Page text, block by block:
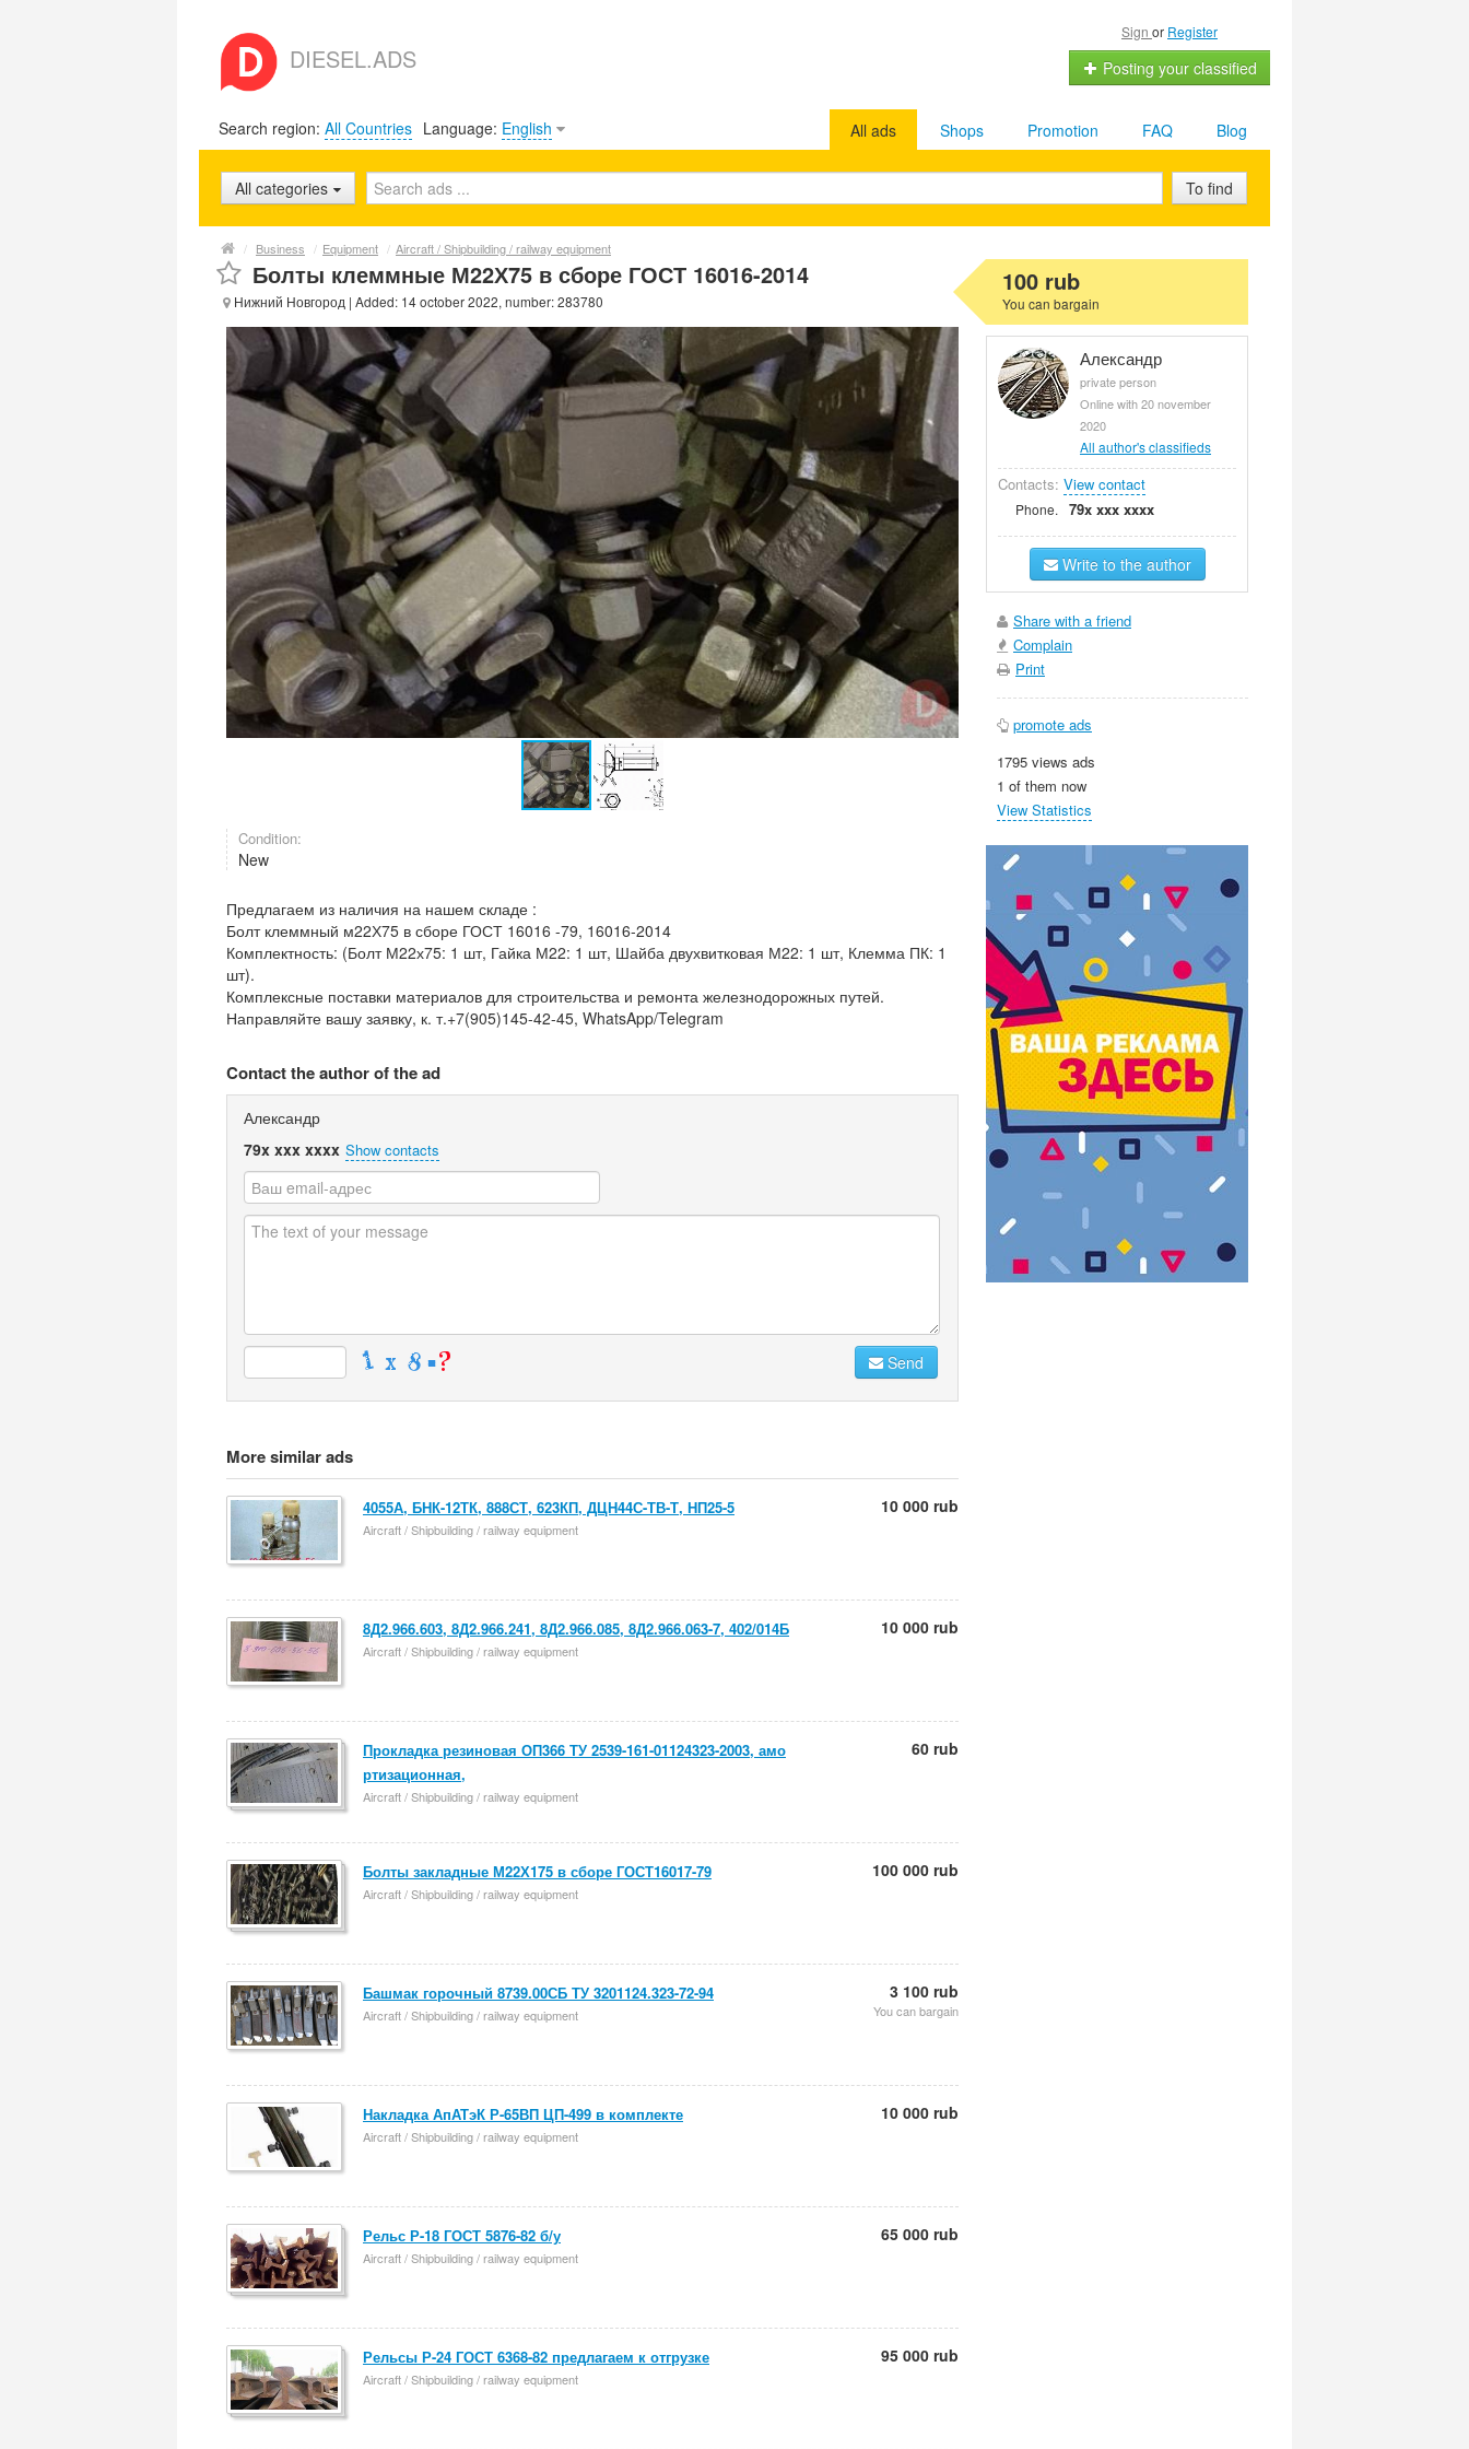
DIESEL.ADS
Sign or Register
Posting your classified
Search region: All Countries Language: English Blog
FAQ
Promotion
Shops
All ads
All categories To find
/ Business / Equipment / Aircraft / Shipbuilding / railway equipment
Болты клеммные М22Х75 в сборе ГОСТ 16016-2014
Нижний Новгород | Added: 14 october 2022, number: 283780
Condition:
New
Предлагаем из наличия на нашем складе :
Болт клеммный м22Х75 в сборе ГОСТ 16016 -79, 16016-2014
Комплектность: (Болт М22х75: 1 шт, Гайка М22: 1 шт, Шайба двухвитковая М22: 1 шт, Клемма ПК: 1
шт).
Комплексные поставки материалов для строительства и ремонта железнодорожных путей.
Направляйте вашу заявку, к. т.+7(905)145-42-45, WhatsApp/Telegram
Contact the author of the ad
Александр
79x xxx xxxx Show contacts
Send
More similar ads
4055А, БНК-12ТК, 888СТ, 623КП, ДЦН44С-ТВ-Т, НП25-5
Aircraft / Shipbuilding / railway equipment
10 000 rub
8Д2.966.603, 8Д2.966.241, 8Д2.966.085, 8Д2.966.063-7, 402/014Б
Aircraft / Shipbuilding / railway equipment
10 000 rub
Прокладка резиновая ОП366 ТУ 2539-161-01124323-2003, амо
ртизационная,
Aircraft / Shipbuilding / railway equipment
60 rub
Болты закладные М22Х175 в сборе ГОСТ16017-79
Aircraft / Shipbuilding / railway equipment
100 000 rub
Башмак горочный 8739.00СБ ТУ 3201124.323-72-94
Aircraft / Shipbuilding / railway equipment
3 100 rub
You can bargain
Накладка АпАТэК Р-65ВП ЦП-499 в комплекте
Aircraft / Shipbuilding / railway equipment
10 000 rub
Рельс Р-18 ГОСТ 5876-82 б/у
Aircraft / Shipbuilding / railway equipment
65 000 rub
Рельсы Р-24 ГОСТ 6368-82 предлагаем к отгрузке
Aircraft / Shipbuilding / railway equipment
95 000 rub
100 rub
You can bargain
Александр
private person
Online with 20 november
2020
All author's classifieds
Contacts: View contact
Phone. 79x xxx xxxx
Write to the author
Share with a friend
Complain
Print
promote ads
1795 views ads
1 of them now
View Statistics